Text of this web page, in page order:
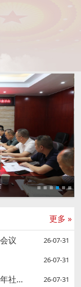
更多 »
议
26-07-31
26-07-31
广元市“人大与青春同行”2026年暑期青年社会实践活动举行 26-07-31